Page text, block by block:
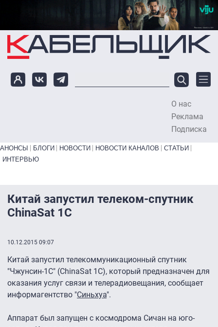
Перейти к основному содержанию
О нас
Реклама
Подписка
Primary links bottom
АНОНСЫ БЛОГИ НОВОСТИ НОВОСТИ КАНАЛОВ
СТАТЬИ
ИНТЕРВЬЮ
Китай запустил телеком-спутник
ChinaSat 1C
10.12.2015 09:07
Китай запустил телекоммуникационный спутник
"Чжунсин-1С" (ChinaSat 1C), который предназначен для
оказания услуг связи и телерадиовещания, сообщает
информагентство "Синьхуа".
Аппарат был запущен с космодрома Сичан на юго-